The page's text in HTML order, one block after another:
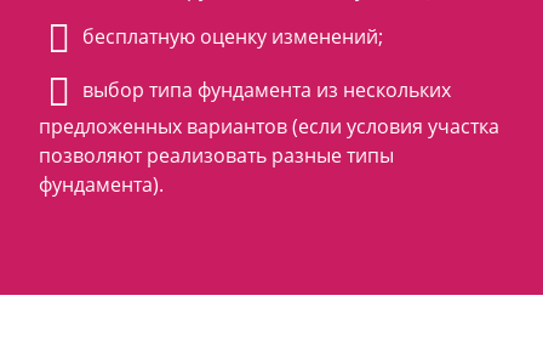
бесплатную оценку изменений;
выбор типа фундамента из нескольких
предложенных вариантов (если условия участка
позволяют реализовать разные типы
фундамента).